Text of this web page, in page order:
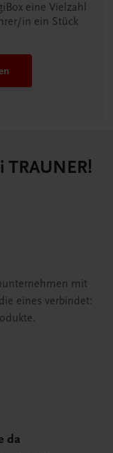
eine Vielzahl
in ein Stück
mit
eines verbindet:
da